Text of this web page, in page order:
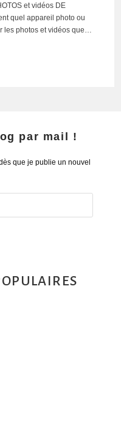
et vidéos DE
quel appareil photo ou
les photos et vidéos que…
par mail !
que je publie un nouvel